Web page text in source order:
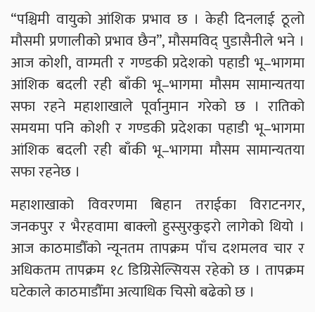
“पश्चिमी वायुको आंशिक प्रभाव छ । केही दिनलाई ठूलो
मौसमी प्रणालीको प्रभाव छैन”, मौसमविद् पुडासैनीले भने ।
आज कोशी, वाग्मती र गण्डकी प्रदेशको पहाडी भू–भागमा
आंशिक बदली रही बाँकी भू–भागमा मौसम सामान्यतया
सफा रहने महाशाखाले पूर्वानुमान गरेको छ । रातिको
समयमा पनि कोशी र गण्डकी प्रदेशका पहाडी भू–भागमा
आंशिक बदली रही बाँकी भू–भागमा मौसम सामान्यतया
सफा रहनेछ ।
महाशाखाको विवरणमा बिहान तराईका विराटनगर,
जनकपुर र भैरहवामा बाक्लो हुस्सुरकुइरो लागेको थियो ।
आज काठमाडौँको न्यूनतम तापक्रम पाँच दशमलव चार र
अधिकतम तापक्रम १८ डिग्रिसेल्सियस रहेको छ । तापक्रम
घटेकाले काठमाडौँमा अत्याधिक चिसो बढेको छ ।